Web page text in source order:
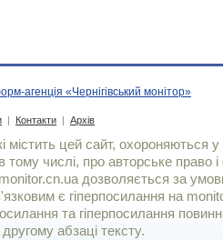
агенція «Чернігівський монітор»
| Контакти | Архів
містить цей сайт, охороняються у
тому числі, про авторське право і
дозволяється за
є гiперпосилання на
та гіперпосилання
абзаці тексту.